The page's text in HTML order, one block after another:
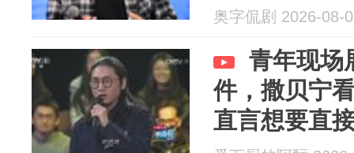
奥字侃剧 2026-08-
青年现场
件，撒贝宁
直言想要直